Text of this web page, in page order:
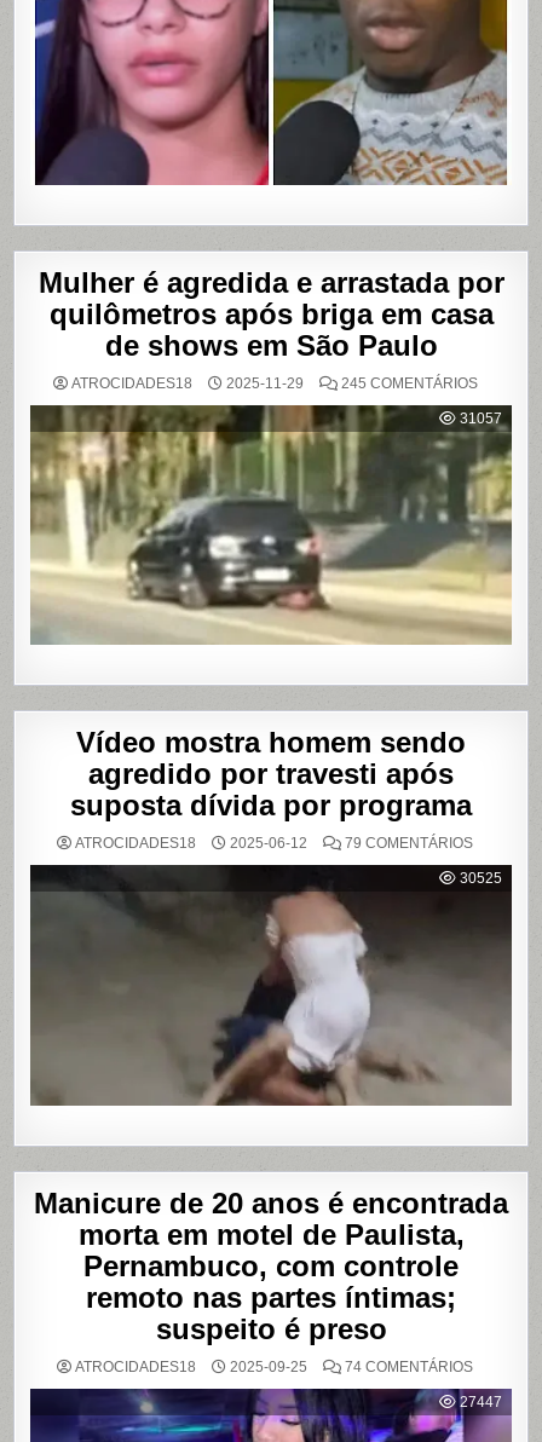
DE
VÍDEOS
ÍNTIMOS
EM
BAHIA
Mulher é agredida e arrastada por
quilômetros após briga em casa
de shows em São Paulo
ATROCIDADES18 2025-11-29 245 COMENTÁRIOSEM
É
E
POR
APÓS
BRIGA
EM
CASA
SHOWS
SÃO
PAULO
31057
Vídeo mostra homem sendo
agredido por travesti após
suposta dívida por programa
ATROCIDADES18 2025-06-12 79 COMENTÁRIOSEM
MOSTRA
HOMEM
30525
Manicure de 20 anos é encontrada
morta em motel de Paulista,
Pernambuco, com controle
remoto nas partes íntimas;
suspeito é preso
ATROCIDADES18 2025-09-25 74 COMENTÁRIOSEM
DE
20
ANOS
27447